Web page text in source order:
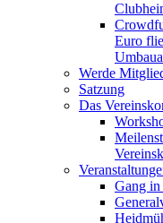
Euro
Werde
Satzung
Das
Gang